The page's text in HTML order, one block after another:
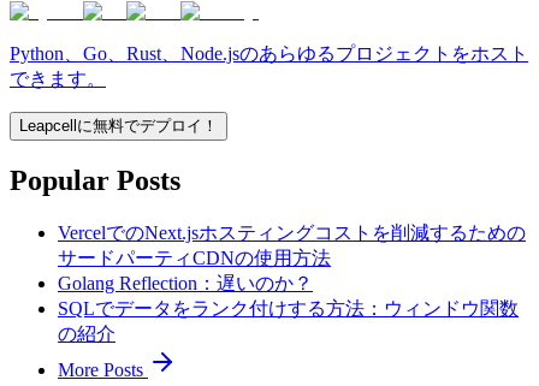
Python、Go、Rust、Node.jsのあらゆるプロジェクトをホスト
できます。
Leapcellに無料でデプロイ！
Popular Posts
VercelでのNext.jsホスティングコストを削減するための
サードパーティCDNの使用方法
Golang Reflection：遅いのか？
SQLでデータをランク付けする方法：ウィンドウ関数
の紹介
More Posts